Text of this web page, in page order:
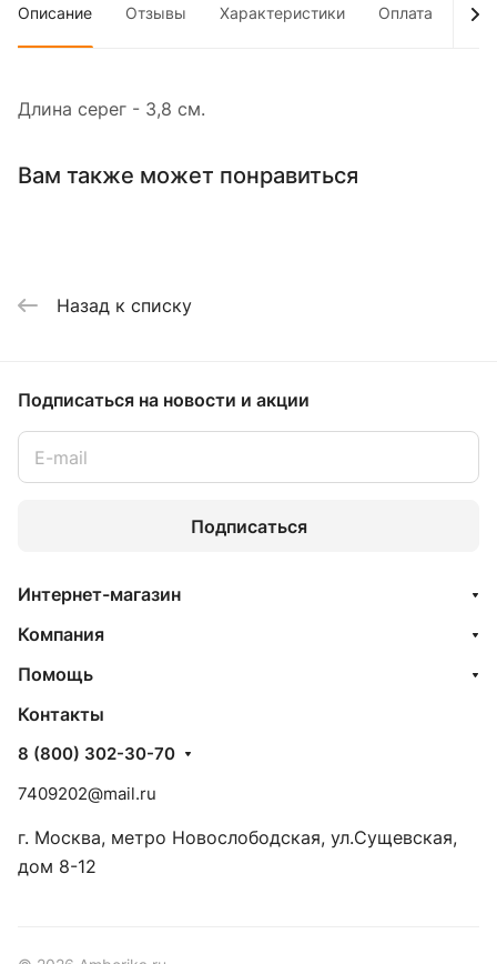
Описание Отзывы Характеристики Оплата
Длина серег - 3,8 см.
Вам также может понравиться
Назад к списку
Подписаться на новости и акции
Подписаться
Интернет-магазин
Компания
Помощь
Контакты
8 (800) 302-30-70
7409202@mail.ru
г. Москва, метро Новослободская, ул.Сущевская,
дом 8-12